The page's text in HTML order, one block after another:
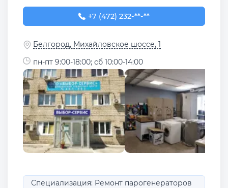
+7 (472) 232-65-92
+7 (472) 232-**-**
Белгород, Михайловское шоссе, 1
пн-пт 9:00-18:00; сб 10:00-14:00
Специализация: Ремонт парогенераторов